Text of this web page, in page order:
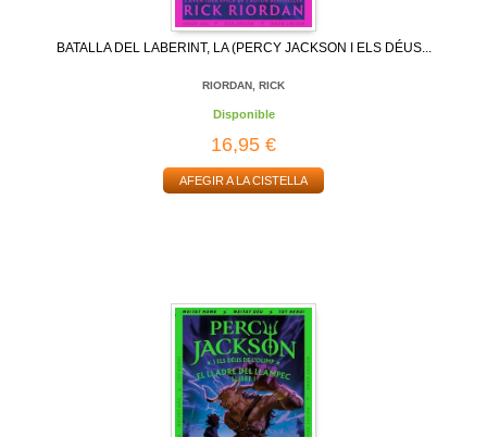
BATALLA DEL LABERINT, LA (PERCY JACKSON I ELS DÉUS...
RIORDAN, RICK
Disponible
16,95 €
AFEGIR A LA CISTELLA